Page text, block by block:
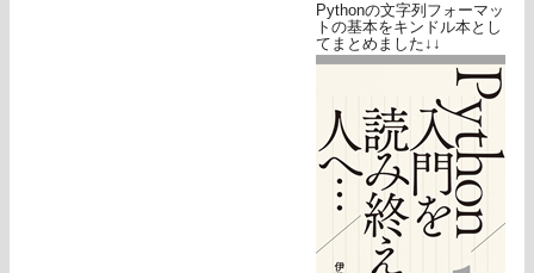
Pythonの文字列フォーマッ
トの基本をキンドル本とし
てまとめました↓↓